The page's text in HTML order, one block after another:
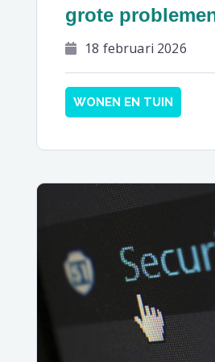
grote
18 februari 2026
WONEN EN TUIN